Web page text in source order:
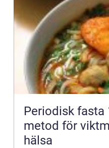
Periodisk fasta
metod för
hälsa